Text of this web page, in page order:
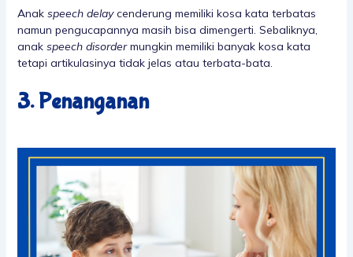
Anak speech delaycenderung memiliki kosa kata terbatas
namun pengucapannya masih bisa dimengerti. Sebaliknya,
anak speech disordermungkin memiliki banyak kosa kata
tetapi artikulasinya tidak jelas atau terbata-bata.
3. Penanganan